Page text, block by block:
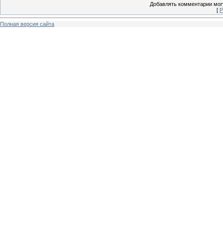
Добавлять комментарии
[
Полная версия сайта